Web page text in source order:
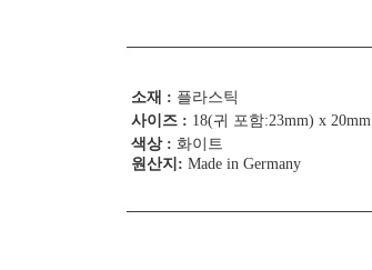
소재 : 플라스틱
사이즈 : 18(귀 포함:23mm) x 20mm
색상 : 화이트
원산지: Made in Germany